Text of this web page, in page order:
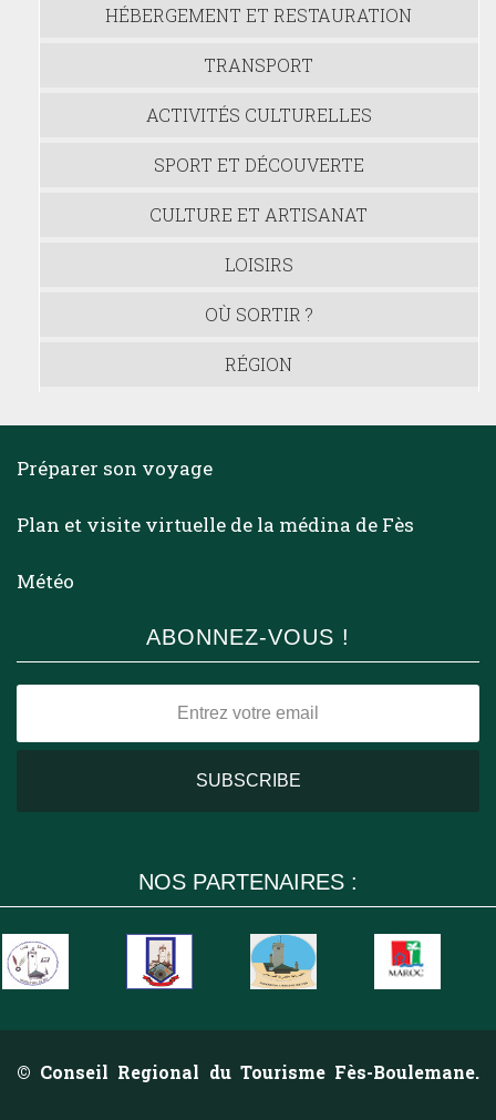
HÉBERGEMENT ET RESTAURATION
TRANSPORT
ACTIVITÉS CULTURELLES
SPORT ET DÉCOUVERTE
CULTURE ET ARTISANAT
LOISIRS
OÙ SORTIR ?
RÉGION
Préparer son voyage
Plan et visite virtuelle de la médina de Fès
Météo
ABONNEZ-VOUS !
NOS PARTENAIRES :
© Conseil Regional du Tourisme Fès-Boulemane.